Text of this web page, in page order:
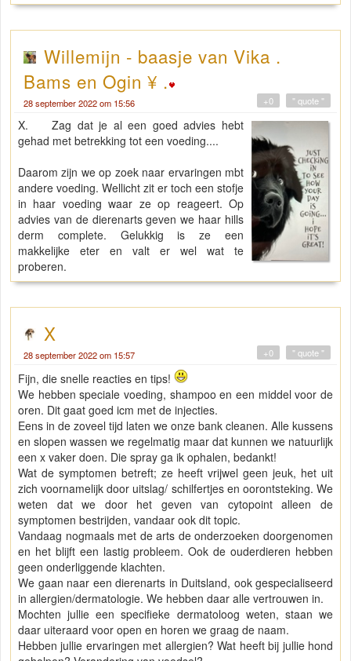
Willemijn - baasje van Vika .
Bams en Ogin ¥ .
28 september 2022 om 15:56 " quote "
+0
X. Zag dat je al een goed advies hebt
gehad met betrekking tot een voeding....
Daarom zijn we op zoek naar ervaringen mbt
andere voeding. Wellicht zit er toch een stofje
in haar voeding waar ze op reageert. Op
advies van de dierenarts geven we haar hills
derm complete. Gelukkig is ze een
makkelijke eter en valt er wel wat te
proberen.
X
28 september 2022 om 15:57 " quote "
+0
Fijn, die snelle reacties en tips!
We hebben speciale voeding, shampoo en een middel voor de
oren. Dit gaat goed icm met de injecties.
Eens in de zoveel tijd laten we onze bank cleanen. Alle kussens
en slopen wassen we regelmatig maar dat kunnen we natuurlijk
een x vaker doen. Die spray ga ik ophalen, bedankt!
Wat de symptomen betreft; ze heeft vrijwel geen jeuk, het uit
zich voornamelijk door uitslag/ schilfertjes en oorontsteking. We
weten dat we door het geven van cytopoint alleen de
symptomen bestrijden, vandaar ook dit topic.
Vandaag nogmaals met de arts de onderzoeken doorgenomen
en het blijft een lastig probleem. Ook de ouderdieren hebben
geen onderliggende klachten.
We gaan naar een dierenarts in Duitsland, ook gespecialiseerd
in allergien/dermatologie. We hebben daar alle vertrouwen in.
Mochten jullie een specifieke dermatoloog weten, staan we
daar uiteraard voor open en horen we graag de naam.
Hebben jullie ervaringen met allergien? Wat heeft bij jullie hond